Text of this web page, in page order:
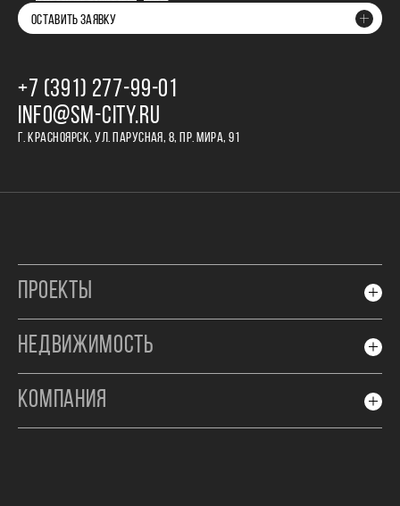
ОСТАВИТЬ ЗАЯВКУ
+7 (391) 277‒99‒01
INFO@SM-CITY.RU
Г. КРАСНОЯРСК, УЛ. ПАРУСНАЯ, 8, ПР. МИРА, 91
ПРОЕКТЫ
НЕДВИЖИМОСТЬ
КОМПАНИЯ